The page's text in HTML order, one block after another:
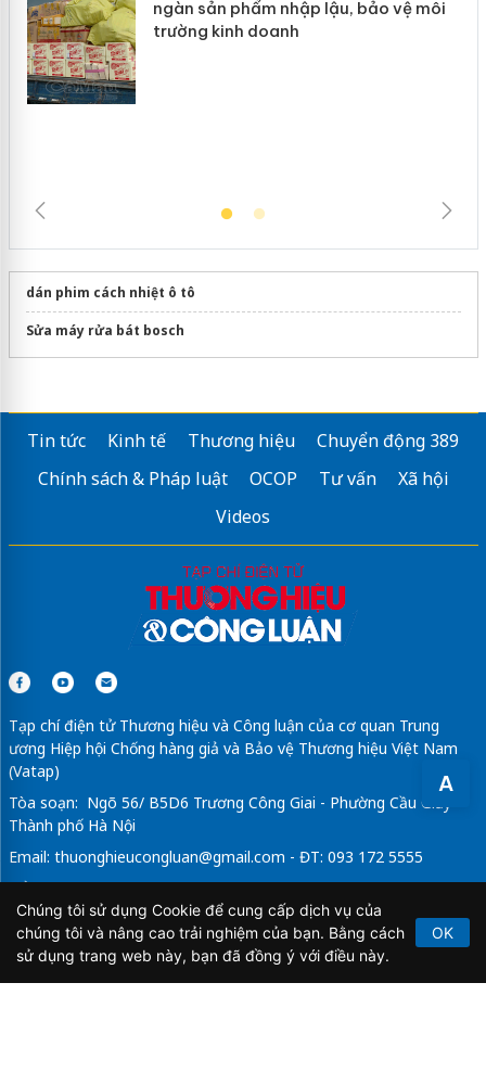
A
dán phim cách nhiệt ô tô
Sửa máy rửa bát bosch
Tin tức Kinh tế Thương hiệu
Chuyển động 389
Chính sách & Pháp luật
OCOP Tư vấn
Xã hội
Videos
Tạp chí điện tử Thương hiệu và Công luận của cơ quan Trung
ương Hiệp hội Chống hàng giả và Bảo vệ Thương hiệu Việt Nam
(Vatap)
Tòa soạn: Ngõ 56/ B5D6 Trương Công Giai - Phường Cầu Giấy -
Thành phố Hà Nội
Email: thuonghieucongluan@gmail.com - ĐT: 093 172 5555
Tổng Biên Tập: Vũ Đức Thuận
Giấy phép hoạt động báo chí điện tử số 64/GP-BTTTT do Bộ
Thông tin và Truyền thông cấp ngày 21/2/2020.
Chúng tôi sử dụng Cookie để cung cấp dịch vụ của
chúng tôi và nâng cao trải nghiệm của bạn. Bằng cách
sử dụng trang web này, bạn đã đồng ý với điều này.
OK